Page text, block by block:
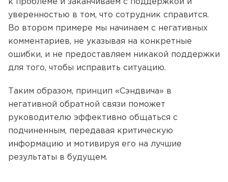
к проблеме и заканчиваем с поддержкой и
уверенностью в том, что сотрудник справится.
Во втором примере мы начинаем с негативных
комментариев, не указывая на конкретные
ошибки, и не предоставляем никакой поддержки
для того, чтобы исправить ситуацию.
Таким образом, принцип «Сэндвича» в
негативной обратной связи поможет
руководителю эффективно общаться с
подчиненным, передавая критическую
информацию и мотивируя его на лучшие
результаты в будущем.